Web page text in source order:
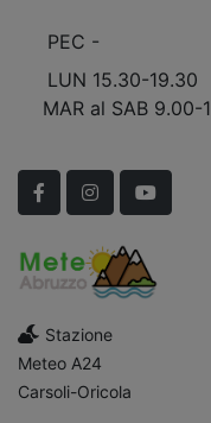
PEC -
LUN 15.30-19.30
MAR al SAB 9.00-
FacebookInstagram
Stazione
Meteo A24
Carsoli-Oricola